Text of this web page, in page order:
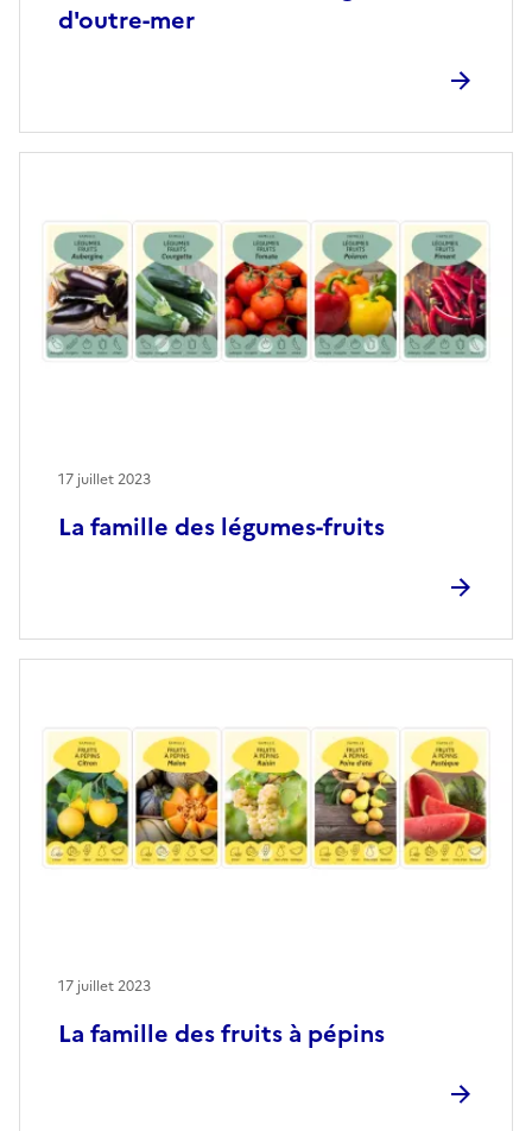
d'outre-mer
La famille des légumes-fruits
17 juillet 2023
La famille des fruits à pépins
17 juillet 2023